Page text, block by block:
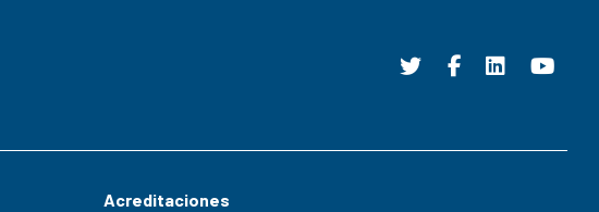
Acreditaciones